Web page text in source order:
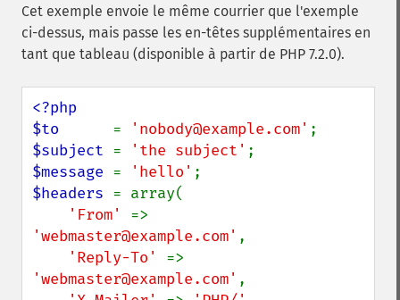
Cet exemple envoie le même courrier que l'exemple
ci-dessus, mais passe les en-têtes supplémentaires en
tant que tableau (disponible à partir de PHP 7.2.0).
<?php
$to = 'nobody@example.com'
$subject = 'the subject'
$message = 'hello'
$headers = array(
'From'
'webmaster@example.com' ,
'Reply-To'
'webmaster@example.com' ,